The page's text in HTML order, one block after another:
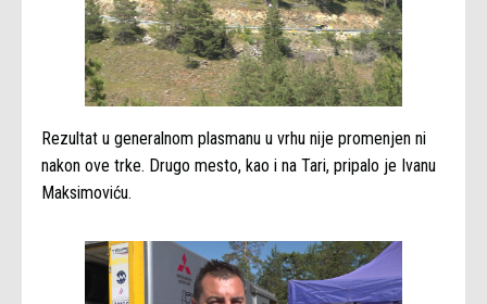
Rezultat u generalnom plasmanu u vrhu nije promenjen ni
nakon ove trke. Drugo mesto, kao i na Tari, pripalo je Ivanu
Maksimoviću.